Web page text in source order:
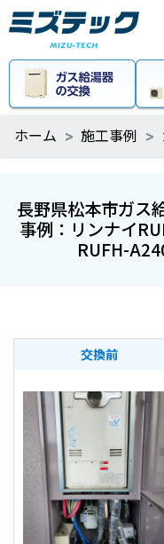
ホーム 施工事例
長野県松本市ガス
事例：リンナイ
RUFH-
交換前